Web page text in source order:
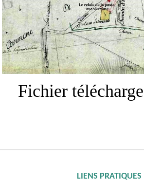
Fichier
LIENS PRATIQUES